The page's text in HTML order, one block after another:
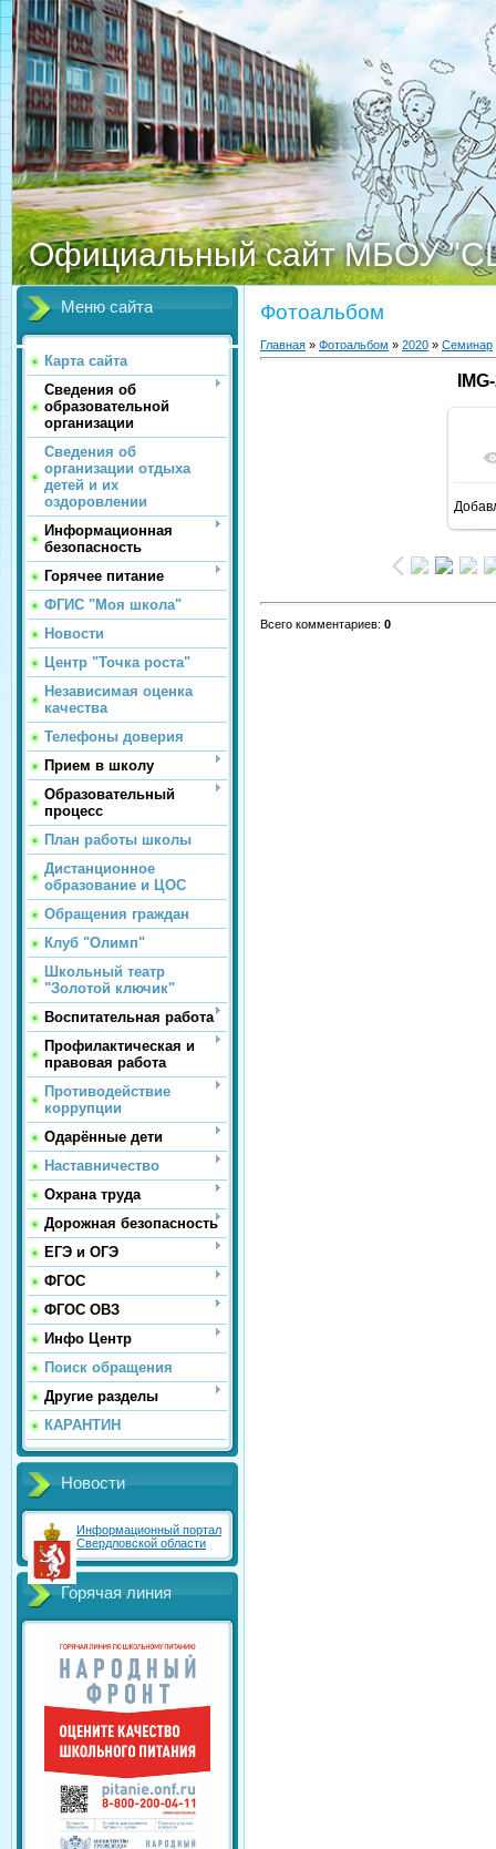
Официальный сайт МБОУ
Меню сайта
Карта сайта
Сведения об
образовательной
организации
Сведения об
организации отдыха
детей и их
оздоровлении
Информационная
безопасность
Горячее питание
ФГИС "Моя школа"
Новости
Центр "Точка роста"
Независимая оценка
качества
Телефоны доверия
Прием в школу
Образовательный
процесс
План работы школы
Дистанционное
образование и ЦОС
Обращения граждан
Клуб "Олимп"
Школьный театр
"Золотой ключик"
Воспитательная работа
Профилактическая и
правовая работа
Противодействие
коррупции
Одарённые дети
Наставничество
Охрана труда
Дорожная безопасность
ЕГЭ и ОГЭ
ФГОС
ФГОС ОВЗ
Инфо Центр
Поиск обращения
Другие разделы
КАРАНТИН
Новости
Информационный портал
Свердловской области
Горячая линия
Фотоальбом
Главная » Фотоальбом » 2020 » Семинар
Всего комментариев: 0